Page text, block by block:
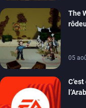
The
05